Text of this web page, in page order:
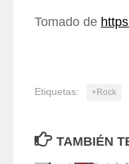
Tomado de
Etiquetas: +Rock
TAMBIÉN